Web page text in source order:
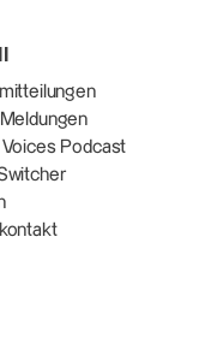
Podcast